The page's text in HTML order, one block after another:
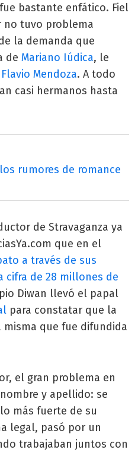
bastante enfático. Fiel
tuvo problema
la demanda que
de Mariano Iúdica, le
Flavio Mendoza. A todo
casi hermanos hasta
rumores de romance
de Stravaganza ya
que en el
a través de sus
cifra de 28 millones de
Diwan llevó el papal
para constatar que la
que fue difundida
el gran problema en
y apellido: se
más fuerte de su
legal, pasó por un
trabajaban juntos con